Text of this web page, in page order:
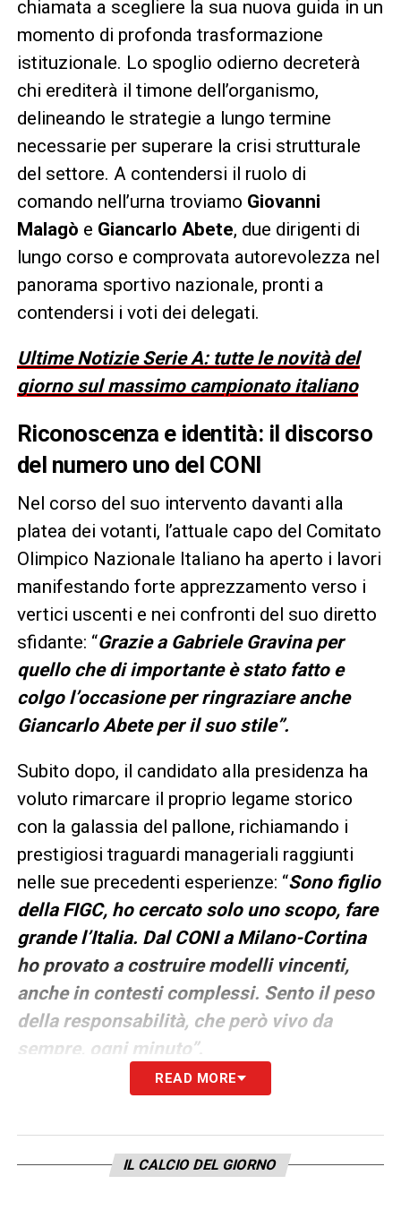
chiamata a scegliere la sua nuova guida in un
momento di profonda trasformazione
istituzionale. Lo spoglio odierno decreterà
chi erediterà il timone dell’organismo,
delineando le strategie a lungo termine
necessarie per superare la crisi strutturale
del settore. A contendersi il ruolo di
comando nell’urna troviamo Giovanni
Malagò e Giancarlo Abete, due dirigenti di
lungo corso e comprovata autorevolezza nel
panorama sportivo nazionale, pronti a
contendersi i voti dei delegati.
Ultime Notizie Serie A: tutte le novità del
giorno sul massimo campionato italiano
Riconoscenza e identità: il discorso
del numero uno del CONI
Nel corso del suo intervento davanti alla
platea dei votanti, l’attuale capo del Comitato
Olimpico Nazionale Italiano ha aperto i lavori
manifestando forte apprezzamento verso i
vertici uscenti e nei confronti del suo diretto
sfidante: “Grazie a Gabriele Gravina per
quello che di importante è stato fatto e
colgo l’occasione per ringraziare anche
Giancarlo Abete per il suo stile”.
Subito dopo, il candidato alla presidenza ha
voluto rimarcare il proprio legame storico
con la galassia del pallone, richiamando i
prestigiosi traguardi manageriali raggiunti
nelle sue precedenti esperienze: “Sono figlio
della FIGC, ho cercato solo uno scopo, fare
grande l’Italia. Dal CONI a Milano-Cortina
ho provato a costruire modelli vincenti,
anche in contesti complessi. Sento il peso
della responsabilità, che però vivo da
sempre, ogni minuto”.
L’appello contro i personalismi e le
Spostando il focus sulle riforme di sistema
READ MORE
IL CALCIO DEL GIORNO